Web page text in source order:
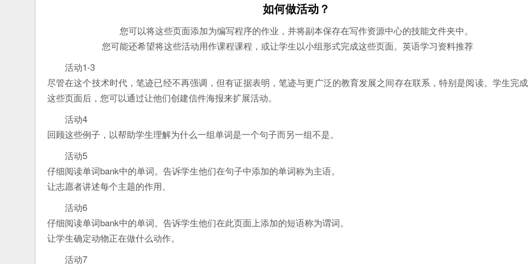
如何做活动？
您可以将这些页面添加为编写程序的作业，并将副本保存在写作资源中心的技能文件夹中。
您可能还希望将这些活动用作课程课程，或让学生以小组形式完成这些页面。英语学习资料推荐
活动1-3
尽管在这个技术时代，笔迹已经不再强调，但有证据表明，笔迹与更广泛的教育发展之间存在联系，特别是阅读。学生完成
这些页面后，您可以通过让他们创建信件海报来扩展活动。
活动4
回顾这些例子，以帮助学生理解为什么一组单词是一个句子而另一组不是。
活动5
仔细阅读单词bank中的单词。告诉学生他们在句子中添加的单词称为主语。
让志愿者讲述每个主题的作用。
活动6
仔细阅读单词bank中的单词。告诉学生他们在此页面上添加的短语称为谓词。
让学生确定动物正在做什么动作。
活动7